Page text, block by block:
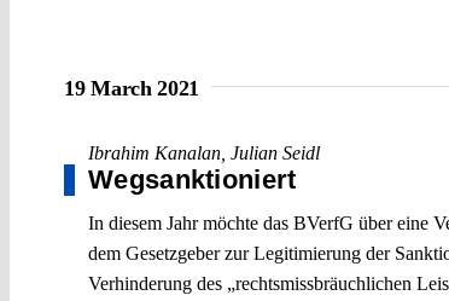
19 March 2021
Ibrahim Kanalan Julian Seidl
Wegsanktioniert
In diesem Jahr möchte das BVerfG über eine
dem Gesetzgeber zur Legitimierung der
Verhinderung des „rechtsmissbräuchlichen